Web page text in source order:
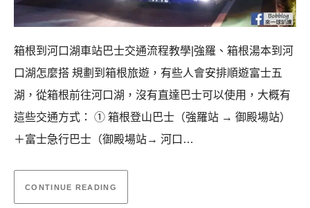
箱根到河口湖車站巴士交通流程教學|強羅、箱根湯本到河
口湖怎麼搭 規劃到箱根旅遊，有些人會安排順遊富士五
湖，從箱根前往河口湖，沒有直達巴士可以使用，大概有
這些交通方式： ① 箱根登山巴士（強羅站 → 御殿場站）
＋富士急行巴士（御殿場站→ 河口…
CONTINUE READING